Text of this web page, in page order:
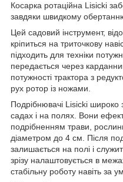
Косарка ротаційна Lisicki
завдяки швидкому
Цей садовий інструмент,
кріпиться на триточкову
підходить для техніки
передається через
потужності трактора з
рух ротор із ножами.
Подрібнювачі Lisicki широко
садах і на полях. Вони
подрібненням трави,
діаметром до 4 см. Після
залишається на полі і
зрізу налаштовується в
стабільну роботу навіть за